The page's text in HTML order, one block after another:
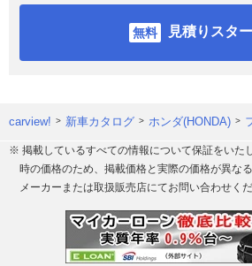
見積りスタ
carview! 新車カタログ ホンダ(HONDA)
※ 掲載しているすべての情報について保証をいた
時の価格のため、掲載価格と実際の価格が異な
メーカーまたは取扱販売店にてお問い合わせくだ